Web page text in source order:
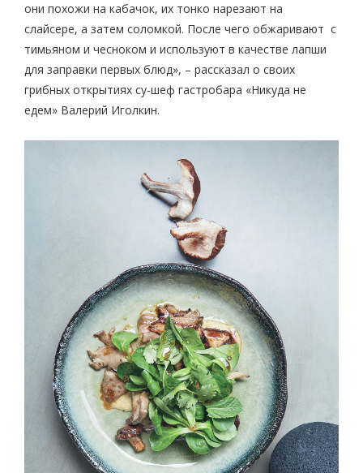
они похожи на кабачок, их тонко нарезают на
слайсере, а затем соломкой. После чего обжаривают с
тимьяном и чесноком и используют в качестве лапши
для заправки первых блюд», – рассказал о своих
грибных открытиях су-шеф гастробара «Никуда не
едем» Валерий Иголкин.